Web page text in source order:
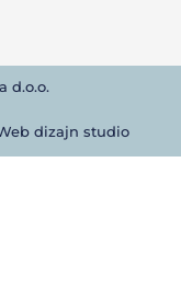
d.o.o.
dizajn studio